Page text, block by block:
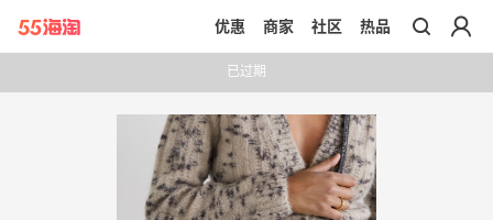
带你去官网买正品
优惠 商家 社区 热品
已过期